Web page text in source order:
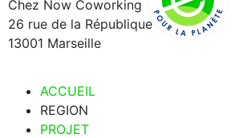
Chez Now Coworking
26 rue de la République
13001 Marseille
ACCUEIL
REGION
PROJET